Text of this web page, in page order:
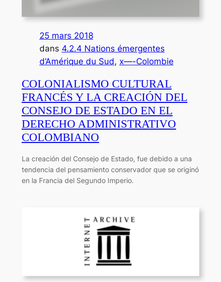
25 mars 2018
dans 4.2.4 Nations émergentes
d’Amérique du Sud, x—-Colombie
COLONIALISMO CULTURAL
FRANCÉS Y LA CREACIÓN DEL
CONSEJO DE ESTADO EN EL
DERECHO ADMINISTRATIVO
COLOMBIANO
La creación del Consejo de Estado, fue debido a una
tendencia del pensamiento conservador que se originó
en la Francia del Segundo Imperio.